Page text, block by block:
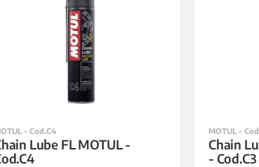
- Cod.C4
Lube FL MOTUL -
MOTUL -
Chain
- Cod.C3